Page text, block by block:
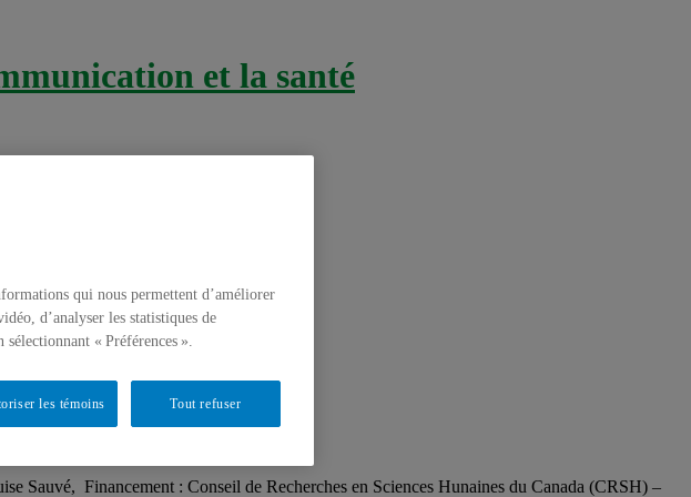
et la santé
Sauvé, Financement : Conseil de Recherches en Sciences Hunaines du Canada (CRSH) –
qui nous permettent d’améliorer
d’analyser les statistiques de
« Préférences ».
Tout refuser
les témoins